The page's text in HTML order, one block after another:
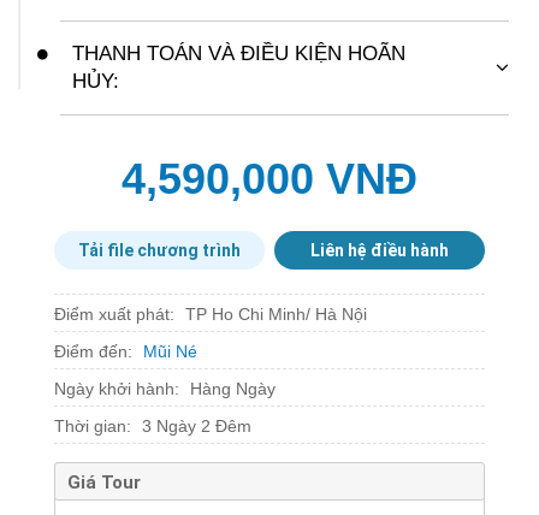
Áp dụng combo cho đến 31/03/2021
Áp dụng cho 2 khách/ phòng
Cuối tuần thứ 6,7 có phụ thu
THANH TOÁN VÀ ĐIỀU KIỆN HOÃN
HỦY:
Thanh toán 100% ngay sau khi có xác nhận đặt
Không hoàn, hủy trong mọi trường hợp
Đổi ngày: Mất phí đổi theo quy định của hãng
4,590,000 VNĐ
Tải file chương trình Liên hệ điều hành
Điểm xuất phát:
TP Ho Chi Minh/ Hà Nội
Điểm đến:
Mũi Né
Ngày khởi hành:
Hàng Ngày
Thời gian:
3 Ngày 2 Đêm
Giá Tour